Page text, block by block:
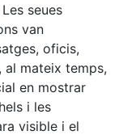
seues
van
oficis,
mateix temps,
en mostrar
i les
visible i el